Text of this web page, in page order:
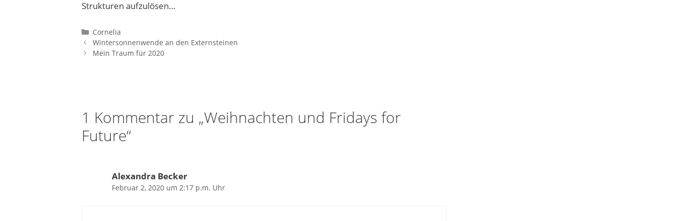
Strukturen aufzulösen…
Kategorien
Cornelia
Wintersonnenwende an den Externsteinen
Mein Traum für 2020
1 Kommentar zu „Weihnachten und Fridays for
Future“
Alexandra Becker
Februar 2, 2020 um 2:17 p.m. Uhr